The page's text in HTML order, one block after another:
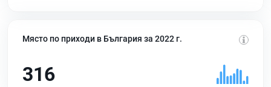
Място по приходи в България за 2022 г.
316